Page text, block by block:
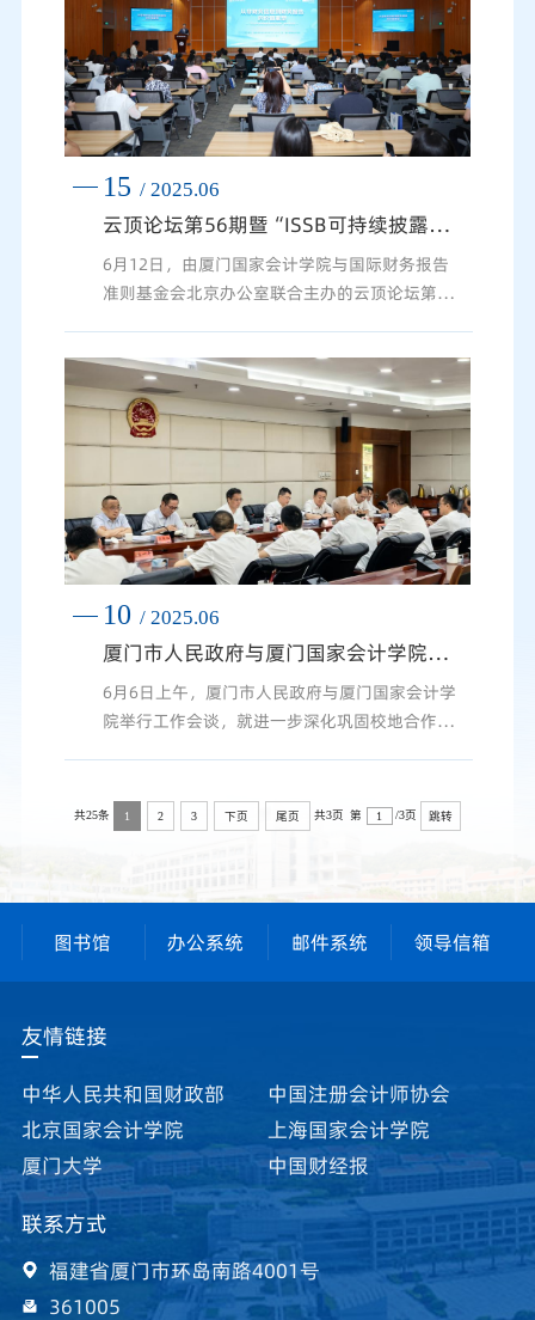
15 / 2025.06
云顶论坛第56期暨“ISSB可持续披露准则先学伙伴”厦门研讨会成功举办
6月12日，由厦门国家会计学院与国际财务报告
准则基金会北京办公室联合主办的云顶论坛第56
息到财务报告的价值重塑”为主题，特邀ESG领
域权威学者、实务专家及企业代表，聚焦ISSB准
则最新动态、可持续信息披露实践路径及不同行
业实施过程中的差异化挑战与机遇等核心议题开
展研讨，共吸引线上、线下超6000人参加。会议
由厦门国家会计学院ESG...
10 / 2025.06
厦门市人民政府与厦门国家会计学院举行工作会谈
6月6日上午，厦门市人民政府与厦门国家会计学
院举行工作会谈，就进一步深化巩固校地合作，
添，市政府秘书长夏长文，厦门国家会计学院党
委副书记、院长丁友刚和学院领导李进西、潘连
门市政府一直以来给予学院发展建设的关心和支
持表示衷心感谢，汇报了学院近年来在高端培
训、学位教育、科研...
共25条 1 2 3 下页 尾页 共3页 第 /3页 跳转
图书馆 办公系统 邮件系统 领导信箱
友情链接
中华人民共和国财政部
中国注册会计师协会
北京国家会计学院
上海国家会计学院
厦门大学
中国财经报
联系方式
福建省厦门市环岛南路4001号
361005